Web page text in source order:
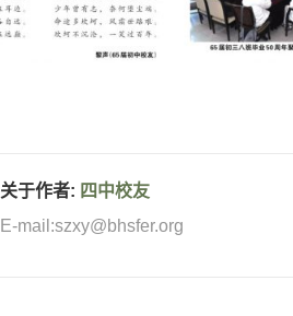
关于作者: 四中校友
E-mail:szxy@bhsfer.org